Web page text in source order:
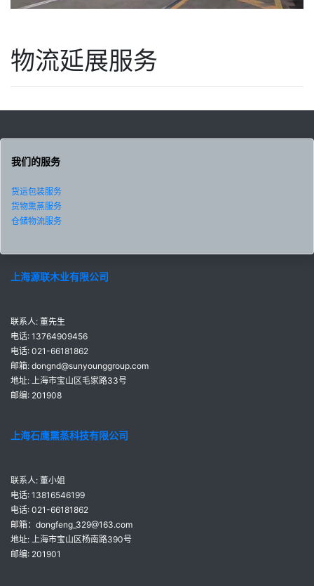
物流延展服务
我们的服务
货运包装服务
货物熏蒸服务
仓储物流服务
上海源联木业有限公司
联系人: 董先生
电话: 13764909456
电话: 021-66181862
邮箱: dongnd@sunyounggroup.com
地址: 上海市宝山区毛家路33号
邮编: 201908
上海石鹰熏蒸科技有限公司
联系人: 董小姐
电话: 13816546199
电话: 021-66181862
邮箱：dongfeng_329@163.com
地址: 上海市宝山区杨南路390号
邮编: 201901